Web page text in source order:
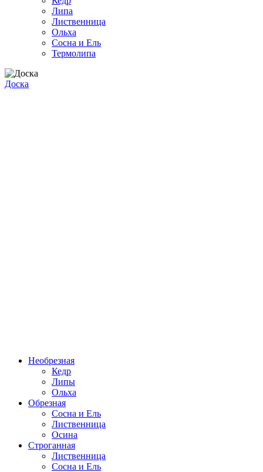
Липа
Лиственница
Ольха
Сосна и Ель
Термолипа
Доска
Необрезная
Кедр
Липы
Ольха
Обрезная
Cосна и Ель
Лиственница
Осина
Строганная
Лиственница
Сосна и Ель